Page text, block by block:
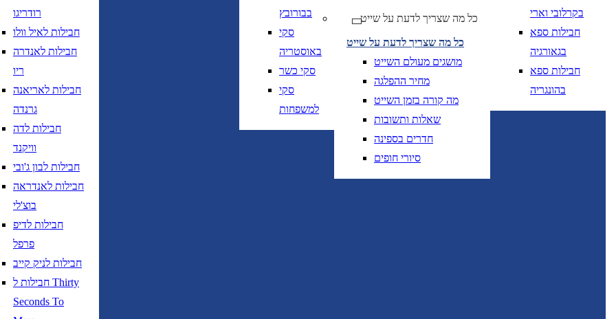
רודריגו
חבילות לאיל וולו
חבילות לאנדרה
ריו
חבילות לאריאנה
גרנדה
חבילות לדה
וויקנד
חבילות לבון ג'ובי
חבילות לאנדראה
בוצ'לי
חבילות לדיפ
פרפל
חבילות לניק קייב
חבילות ל Thirty
Seconds To
בבורובץ
סקי
באוסטריה
סקי כשר
סקי
למשפחות
כל מה שצריך לדעת על שייט
כל מה שצריך לדעת על שייט
מושגים מעולם השייט
מחיר ההפלגה
מה קורה בזמן השייט
שאלות ותשובות
חדרים בספינה
סיורי חופים
בקרלובי וארי
חבילות ספא
בגאורגיה
חבילות ספא
בהונגריה
תאריך חזרה
DD/MM/YY יום בשתי ספרות קו נטוי חודש בשתי ספרות קו נטוי
תאריך יציאה
תאריך יציאה,